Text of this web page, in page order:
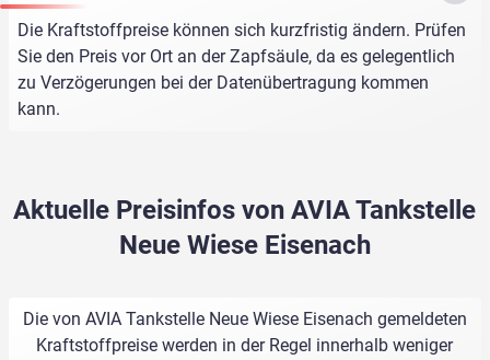
Die Kraftstoffpreise können sich kurzfristig ändern. Prüfen
Sie den Preis vor Ort an der Zapfsäule, da es gelegentlich
zu Verzögerungen bei der Datenübertragung kommen
kann.
Aktuelle Preisinfos von AVIA Tankstelle
Neue Wiese Eisenach
Die von AVIA Tankstelle Neue Wiese Eisenach gemeldeten
Kraftstoffpreise werden in der Regel innerhalb weniger